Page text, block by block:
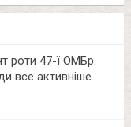
роти 47-ї ОМБр.
все активніше